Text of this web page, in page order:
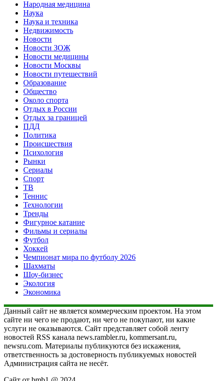
Народная медицина
Наука
Наука и техника
Недвижимость
Новости
Новости ЗОЖ
Новости медицины
Новости Москвы
Новости путешествий
Образование
Общество
Около спорта
Отдых в России
Отдых за границей
ПДД
Политика
Происшествия
Психология
Рынки
Сериалы
Спорт
ТВ
Теннис
Технологии
Тренды
Фигурное катание
Фильмы и сериалы
Футбол
Хоккей
Чемпионат мира по футболу 2026
Шахматы
Шоу-бизнес
Экология
Экономика
Данный сайт не является коммерческим проектом. На этом
сайте ни чего не продают, ни чего не покупают, ни какие
услуги не оказываются. Сайт представляет собой ленту
новостей RSS канала news.rambler.ru, kommersant.ru,
newsru.com. Материалы публикуются без искажения,
ответственность за достоверность публикуемых новостей
Администрация сайта не несёт.